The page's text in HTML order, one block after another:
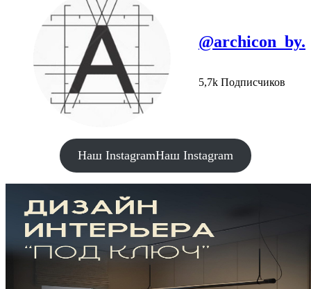
@archicon_by.
5,7k Подписчиков
Наш InstagramНаш Instagram